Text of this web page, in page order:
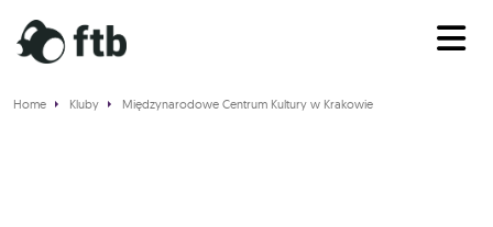
Home Kluby Międzynarodowe Centrum Kultury w Krakowie